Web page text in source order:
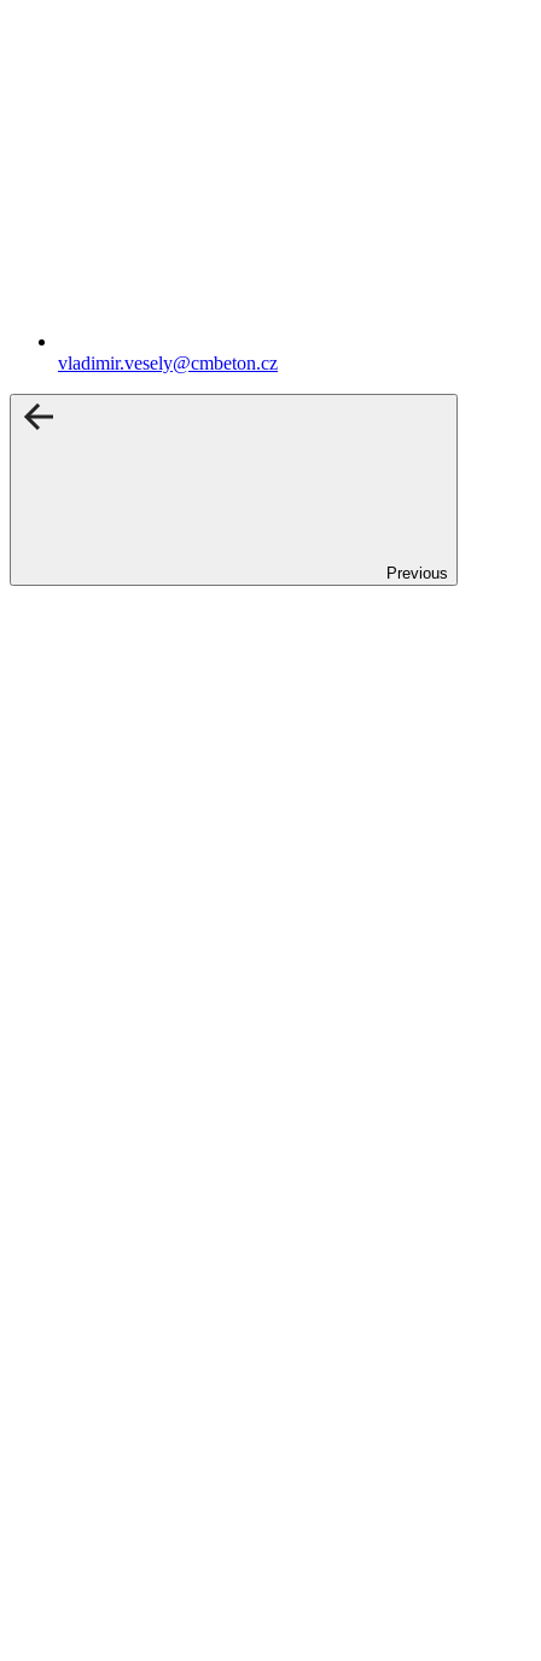
vladimir.vesely​@cmbeton.cz
Previous